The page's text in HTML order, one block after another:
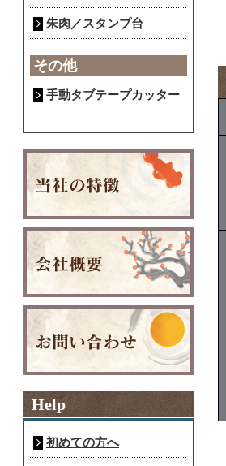
朱肉／スタンプ台
その他
手動タブテープカッター
Help
初めての方へ